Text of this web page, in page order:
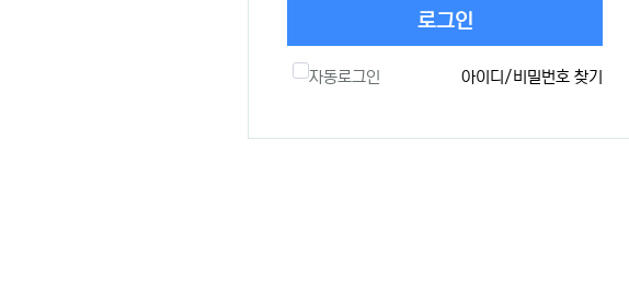
로그인
자동로그인 아이디/비밀번호 찾기